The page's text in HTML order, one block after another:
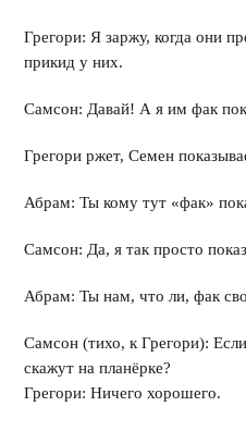
Грегори: Я заржу, когда они
прикид у них.
Самсон: Давай! А я им фак
Грегори ржет, Семен
Абрам: Ты кому тут «фак»
Самсон: Да, я так просто
Абрам: Ты нам, что ли, фак
Самсон (тихо, к Грегори):
скажут на планёрке?
Грегори: Ничего хорошего.